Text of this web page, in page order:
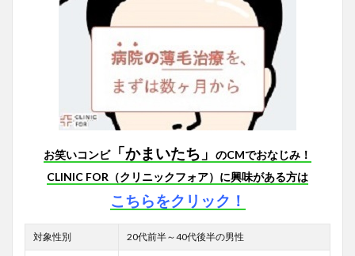
お笑いコンビ「かまいたち」 のCMでおなじみ！
CLINIC FOR（クリニックフォア）に興味がある方は
こちらをクリック！
対象性別 20代前半～40代後半の男性